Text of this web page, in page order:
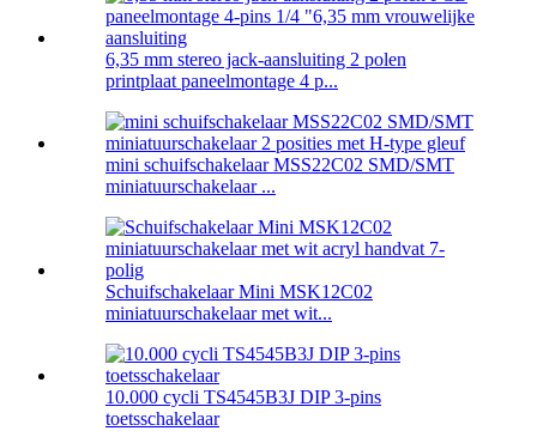
6,35 mm stereo jack-aansluiting 2 polen
printplaat paneelmontage 4 p...
mini schuifschakelaar MSS22C02 SMD/SMT
miniatuurschakelaar ...
Schuifschakelaar Mini MSK12C02
miniatuurschakelaar met wit...
10.000 cycli TS4545B3J DIP 3-pins
toetsschakelaar